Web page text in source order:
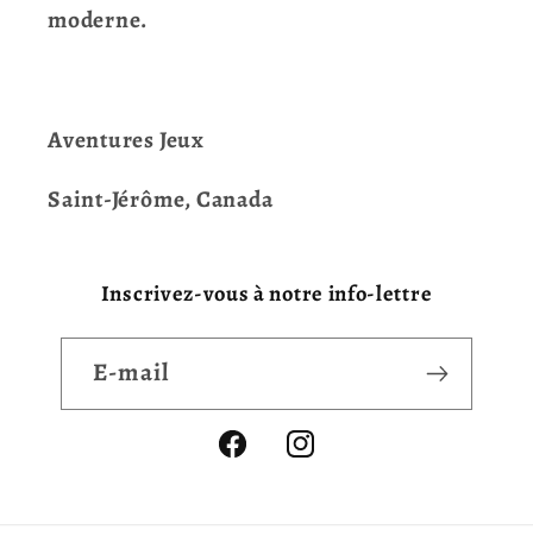
moderne.
Aventures Jeux
Saint-Jérôme, Canada
Inscrivez-vous à notre info-lettre
E-mail
FacebookInstagram